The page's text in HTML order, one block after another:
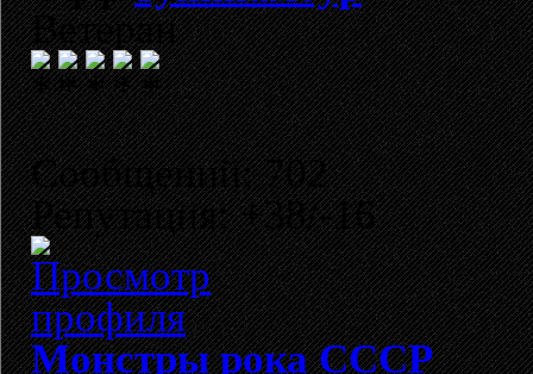
Ветеран
Сообщений: 702
Репутация: +38/-16
Монстры рока СССР